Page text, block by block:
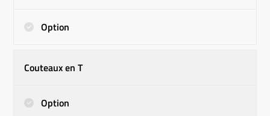
Option
Couteaux en T
Option